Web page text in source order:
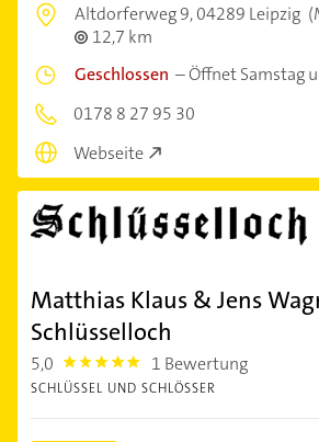
Altdorferweg 9,04289 Leipzig
12,7 km
Geschlossen –Öffnet Samstag
0178 8 27 95 30
Webseite
Matthias Klaus & Jens
Schlüsselloch
5,0 5.0 1 Bewertung
SCHLÜSSEL UND SCHLÖSSER